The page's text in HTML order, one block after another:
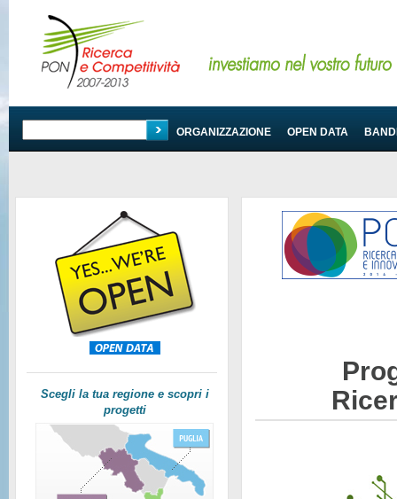
PROGRAMMA ORGANIZZAZIONE OPEN DATA
Scegli la tua regione e scopri i
progetti